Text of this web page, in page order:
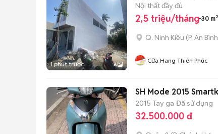
1 phút trước 6
Nội thất đầy đủ
2,5 triệu/tháng 30 m²
Q. Ninh Kiều (P. An Bình
Cửa Hang Thiên Phúc
SH Mode 2015
2015 Tay ga Đã sử dụng
32.500.000 đ